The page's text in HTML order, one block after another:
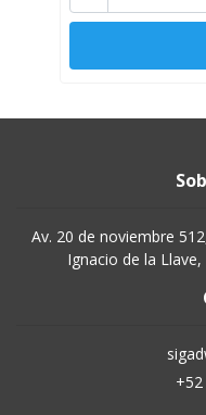
Av. 20 de noviembre
Ignacio de la